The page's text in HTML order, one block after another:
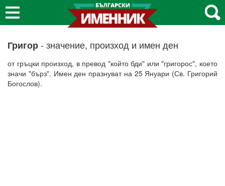
Григор- значение, произход и имен ден
от гръцки произход, в превод "който бди" или "григорос", което
значи "бърз". Имен ден празнуват на 25 Януари (Св. Григорий
Богослов).